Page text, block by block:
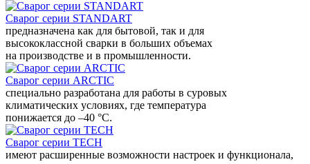
Сварог серии STANDART
предназначена как для бытовой, так и для
высококлассной сварки в больших объемах
на производстве и в промышленности.
Сварог серии ARCTIC
специально разработана для работы в суровых
климатических условиях, где температура
понижается до –40 °С.
Сварог серии TECH
имеют расширенные возможности настроек и функционала,